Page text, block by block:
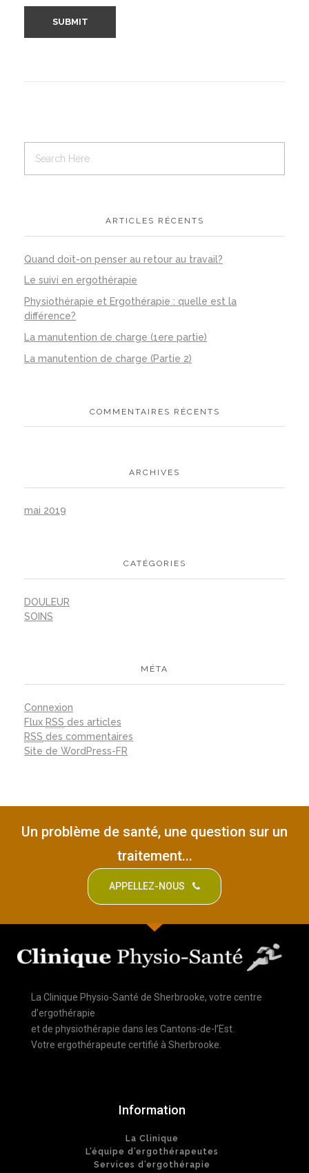
ARTICLES RÉCENTS
Quand doit-on penser au retour au travail?
Le suivi en ergothérapie
Physiothérapie et Ergothérapie : quelle est la
différence?
La manutention de charge (1ere partie)
La manutention de charge (Partie 2)
COMMENTAIRES RÉCENTS
ARCHIVES
mai 2019
CATÉGORIES
DOULEUR
SOINS
MÉTA
Connexion
Flux RSS des articles
RSS des commentaires
Site de WordPress-FR
Un problème de santé, une question sur un
traitement...
APPELLEZ-NOUS
La Clinique Physio-Santé de Sherbrooke, votre centre
d’ergothérapie
et de physiothérapie dans les Cantons-de-l’Est.
Votre ergothérapeute certifié à Sherbrooke.
Information
La Clinique
L’équipe d’ergothérapeutes
Services d’ergothérapie